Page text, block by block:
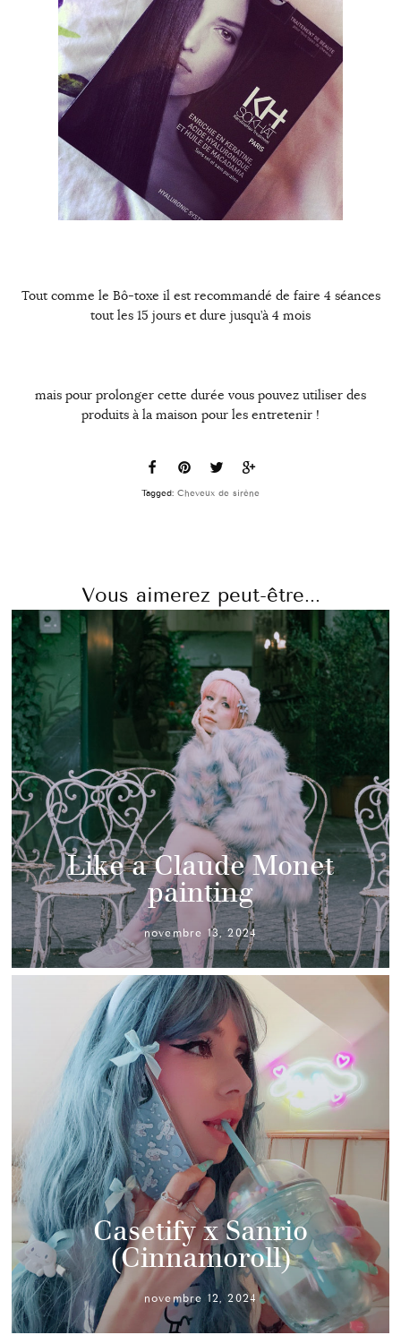
Tout comme le Bô-toxe il est recommandé de faire 4 séances
tout les 15 jours et dure jusqu’à 4 mois
mais pour prolonger cette durée vous pouvez utiliser des
produits à la maison pour les entretenir !
Tagged: Cheveux de sirène
Vous aimerez peut-être...
Like a Claude Monet
painting
novembre 13, 2024
Casetify x Sanrio
(Cinnamoroll)
novembre 12, 2024